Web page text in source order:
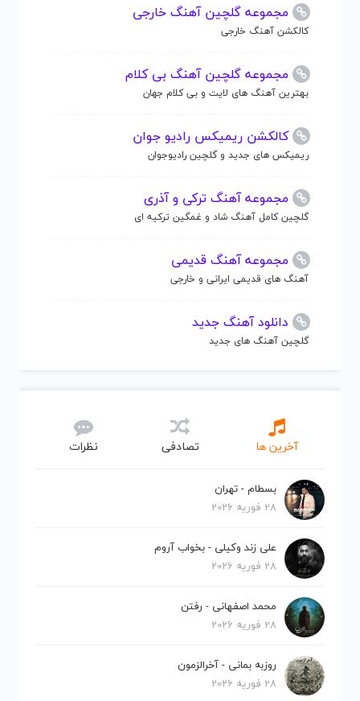
مجموعه گلچین آهنگ خارجی
کالکشن آهنگ خارجی
مجموعه گلچین آهنگ بی کلام
بهترین آهنگ های لایت و بی کلام جهان
کالکشن ریمیکس رادیو جوان
ریمیکس های جدید و گلچین رادیوجوان
مجموعه آهنگ ترکی و آذری
گلچین کامل آهنگ شاد و غمگین ترکیه ای
مجموعه آهنگ قدیمی
آهنگ های قدیمی ایرانی و خارجی
دانلود آهنگ جدید
گلچین آهنگ های جدید
آخرین ها تصادفی نظرات
بسطام - تهران
28 فوریه 2026
علی زند وکیلی - بخواب آروم
28 فوریه 2026
محمد اصفهانی - رفتن
28 فوریه 2026
روزبه بمانی - آخرالزمون
28 فوریه 2026